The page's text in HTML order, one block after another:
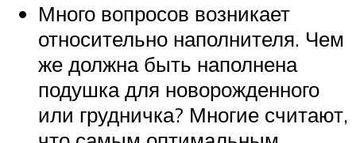
Много вопросов возникает
относительно наполнителя. Чем
же должна быть наполнена
подушка для новорожденного
или грудничка? Многие считают,